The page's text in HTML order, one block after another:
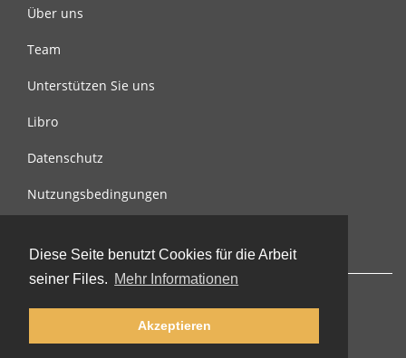
Diese Seite benutzt Cookies für die Arbeit
seiner Files. Mehr Informationen
Akzeptieren
Über uns
Team
Unterstützen Sie uns
Libro
Datenschutz
Nutzungsbedingungen
© 2002-2026 lernu.net |Impressum